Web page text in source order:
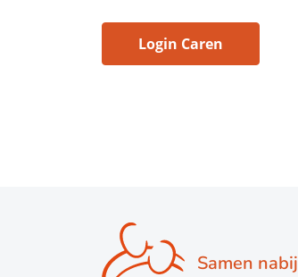
Login Caren
Samen nabij